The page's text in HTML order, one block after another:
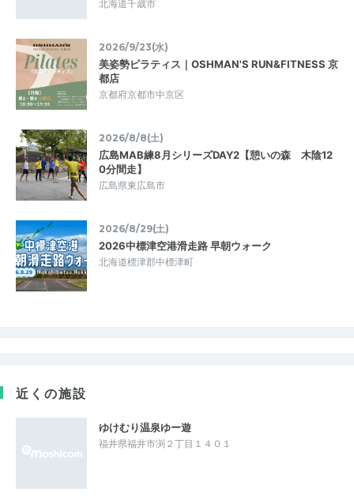
北海道千歳市
2026/9/23(水)
美姿勢ピラティス｜OSHMAN'S RUN&FITNESS 京
都店
京都府京都市中京区
2026/8/8(土)
広島MAB練8月シリーズDAY2【憩いの森 木陰12
0分間走】
広島県東広島市
2026/8/29(土)
2026中標津空港滑走路 早朝ウォーク
北海道標津郡中標津町
近くの施設
ゆけむり温泉ゆー遊
福井県福井市渕２丁目１４０１